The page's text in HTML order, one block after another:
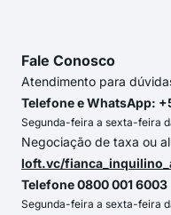
Fale Conosco
Atendimento para
Telefone e WhatsApp:
Segunda-feira a sexta-feira
Negociação de taxa ou
loft.vc/
Telefone 0800 001 6003
Segunda-feira a sexta-feira